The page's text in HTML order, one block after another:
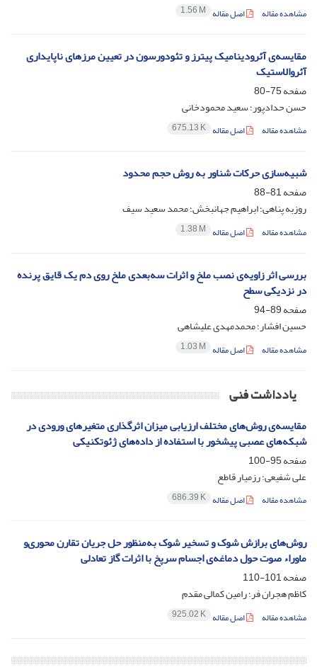
مشاهده مقاله اصل مقاله 1.56 M
مقایسه‌ی آئرودینامیک پیترز و تئودورسون در تعیین مرزهای ناپایداری
آئروالاستیک
صفحه75-80
حسن حدادپور؛ سعید محمودخانی
مشاهده مقاله اصل مقاله 675.13 K
شبیه‌سازی حرکات شناور به روش حجم محدود
صفحه81-88
روزبه پناهی؛ ابراهیم جهانبخش؛ محمد سعید سیف
مشاهده مقاله اصل مقاله 1.38 M
بررسی اثر زاویه‌ی نصب ملخ و اثرات سه‌بعدی ملخ روی دم یک قایق پرنده
در نزدیکی سطح
صفحه89-94
حسین افشار؛ محمدمهدی علیشاهی
مشاهده مقاله اصل مقاله 1.03 M
یادداشت فنی
مقایسه‌ی روش‌های مختلف ارزیابی میزان اثرگذاری متغیرهای ورودی در
شبکه‌های عصبی پیشخور با استفاده از داده‌های ژئوتکنیکی
صفحه95-100
علی شفیعی؛ رزمیار قاطع
مشاهده مقاله اصل مقاله 686.39 K
روش‌های برازش شوک و تسخیر شوک به‌منظور حل جریان تقارن محوری‌و
ماوراء صوت حول دماغه‌ی اجسام سرپخ با اثرات گاز تعادلی
صفحه101-110
کاظم هجران فر؛ رامین کمالی مقدم
مشاهده مقاله اصل مقاله 925.02 K